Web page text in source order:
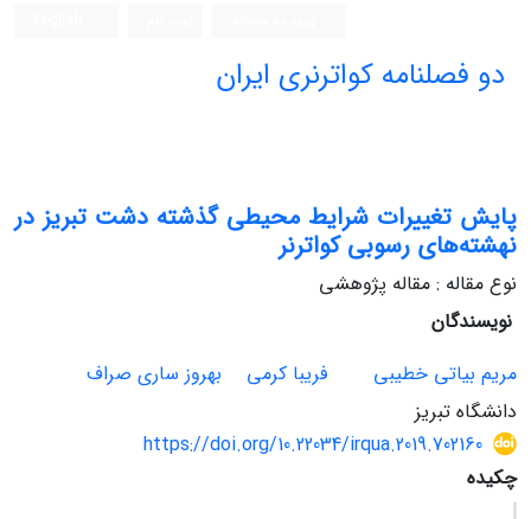
دو فصلنامه کواترنری ایران
پایش تغییرات شرایط محیطی گذشته دشت تبریز در
نهشته‌های رسوبی کواترنر
نوع مقاله : مقاله پژوهشی
نویسندگان
مریم بیاتی خطیبی
فریبا کرمی
بهروز ساری صراف
دانشگاه تبریز
https://doi.org/10.22034/irqua.2019.702160
چکیده